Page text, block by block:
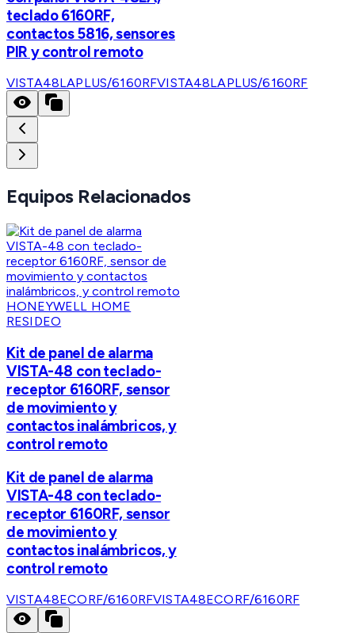
teclado 6160RF,
contactos 5816, sensores
PIR y control remoto
VISTA48LAPLUS/6160RFVISTA48LAPLUS/6160RF
Equipos Relacionados
HONEYWELL HOME
RESIDEO
Kit de panel de alarma
VISTA-48 con teclado-
receptor 6160RF, sensor
de movimiento y
contactos inalámbricos, y
control remoto
Kit de panel de alarma
VISTA-48 con teclado-
receptor 6160RF, sensor
de movimiento y
contactos inalámbricos, y
control remoto
VISTA48ECORF/6160RFVISTA48ECORF/6160RF